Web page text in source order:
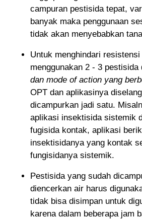
campuran pestisida tepat,
banyak maka penggunaan
tidak akan menyebabkan
Untuk menghindari
menggunakan 2 - 3 pestisida
dan mode of action yang
OPT dan aplikasinya
dicampurkan jadi satu.
aplikasi insektisida sistemik
fugisida kontak, aplikasi
insektisidanya yang kontak
fungisidanya sistemik.
Pestisida yang sudah
diencerkan air harus
tidak bisa disimpan untuk
karena dalam beberapa jam